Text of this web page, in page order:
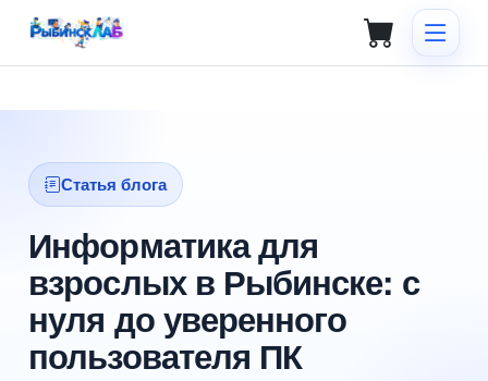
Статья блога
Информатика для
взрослых в Рыбинске: с
нуля до уверенного
пользователя ПК